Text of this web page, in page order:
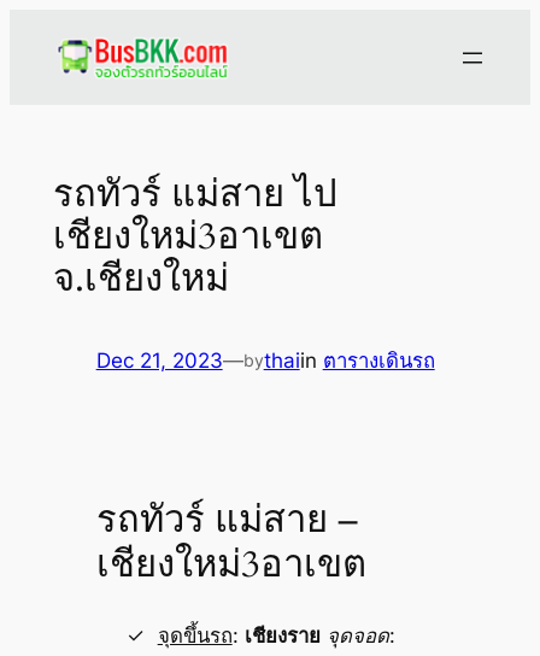
รถทัวร์ แม่สาย ไป
เชียงใหม่3อาเขต
จ.เชียงใหม่
Dec 21, 2023—bythaiin ตารางเดินรถ
รถทัวร์ แม่สาย –
เชียงใหม่3อาเขต
จุดขึ้นรถ: เชียงราย จุดจอด: